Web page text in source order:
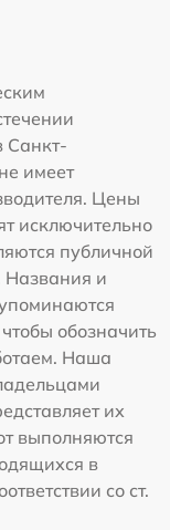
Санкт-
имеет
Цены
исключительно
публичной
Названия и
обозначить
Наша
их
выполняются
в
со ст.